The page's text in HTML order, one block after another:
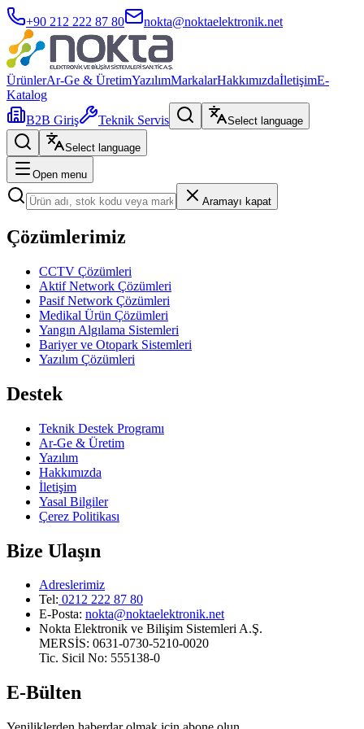
+90 212 222 87 80 nokta@noktaelektronik.net
ÜrünlerAr-Ge & ÜretimYazılımMarkalarHakkımızdaİletişimE-
Katalog
B2B Giriş
Teknik Servis Select language
Select language
Open menu
Aramayı kapat
Çözümlerimiz
CCTV Çözümleri
Aktif Network Çözümleri
Pasif Network Çözümleri
Medikal Ürün Çözümleri
Yangın Algılama Sistemleri
Bariyer ve Otopark Sistemleri
Yazılım Çözümleri
Destek
Teknik Destek Programı
Ar-Ge & Üretim
Yazılım
Hakkımızda
İletişim
Yasal Bilgiler
Çerez Politikası
Bize Ulaşın
Adreslerimiz
Tel: 0212 222 87 80
E-Posta: nokta@noktaelektronik.net
Nokta Elektronik ve Bilişim Sistemleri A.Ş.
MERSİS: 0631-0730-5210-0020
Tic. Sicil No: 555138-0
E-Bülten